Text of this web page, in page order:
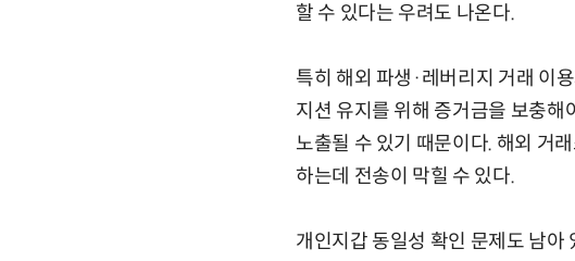
할 수 있다는 우려도 나온다.
특히 해외 파생·레버리지 거래 이
지션 유지를 위해 증거금을 보충해
노출될 수 있기 때문이다. 해외 거
하는데 전송이 막힐 수 있다.
개인지갑 동일성 확인 문제도 남아